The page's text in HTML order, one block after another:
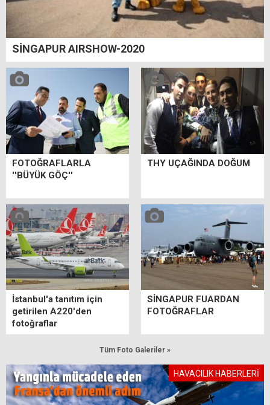
SİNGAPUR AIRSHOW-2020
FOTOĞRAFLARLA
''BÜYÜK GÖÇ''
THY UÇAĞINDA DOĞUM
İstanbul'a tanıtım için
getirilen A220'den
fotoğraflar
SİNGAPUR FUARDAN
FOTOĞRAFLAR
Tüm Foto Galeriler »
HAVACILIK HABERLERİ